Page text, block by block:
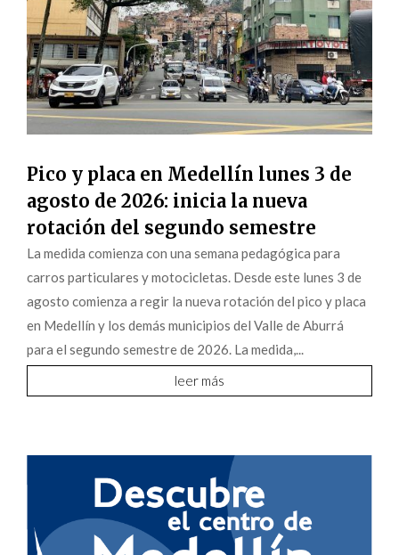
Pico y placa en Medellín lunes 3 de
agosto de 2026: inicia la nueva
rotación del segundo semestre
La medida comienza con una semana pedagógica para
carros particulares y motocicletas. Desde este lunes 3 de
agosto comienza a regir la nueva rotación del pico y placa
en Medellín y los demás municipios del Valle de Aburrá
para el segundo semestre de 2026. La medida,...
leer más